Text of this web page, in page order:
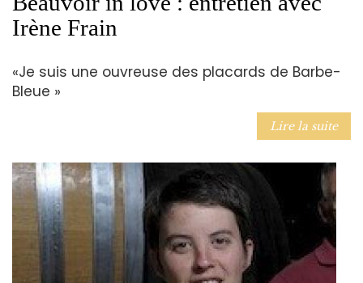
Irène Frain
«Je suis une ouvreuse des placards de Barbe-
Bleue »
Lire la suite